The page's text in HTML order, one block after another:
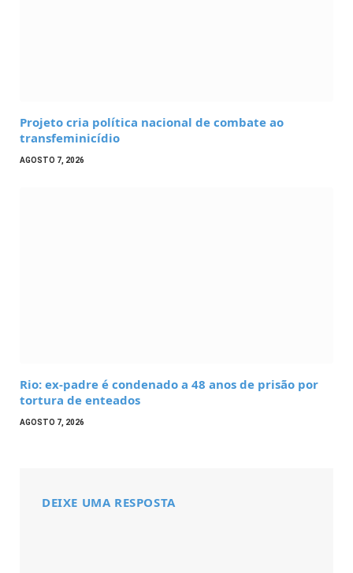
Projeto cria política nacional de combate ao
transfeminicídio
AGOSTO 7, 2026
Rio: ex-padre é condenado a 48 anos de prisão por
tortura de enteados
AGOSTO 7, 2026
DEIXE UMA RESPOSTA